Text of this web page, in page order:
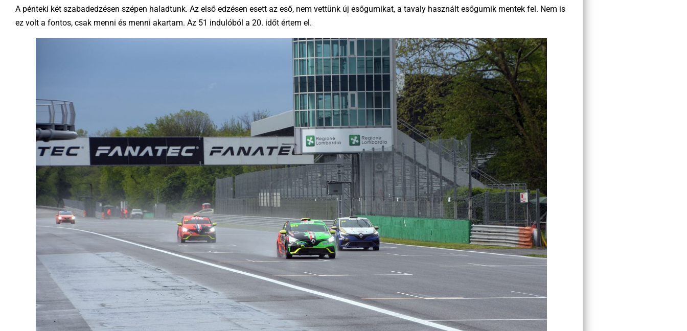
A pénteki két szabadedzésen szépen haladtunk. Az első edzésen esett az eső, nem vettünk új esőgumikat, a tavaly használt esőgumik mentek fel. Nem is
ez volt a fontos, csak menni és menni akartam. Az 51 indulóból a 20. időt értem el.